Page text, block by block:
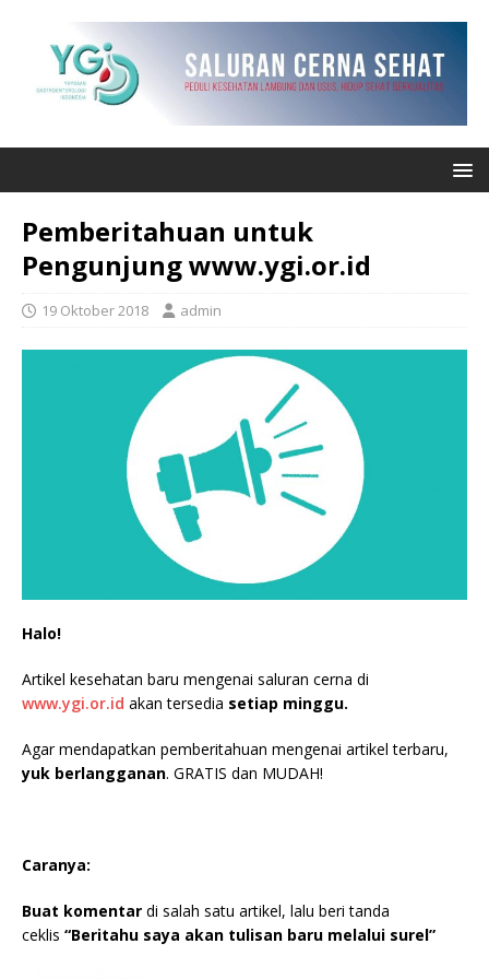
Pemberitahuan untuk
Pengunjung www.ygi.or.id
19 Oktober 2018 admin
Halo!
Artikel kesehatan baru mengenai saluran cerna di
www.ygi.or.id akan tersedia setiap minggu.
Agar mendapatkan pemberitahuan mengenai artikel terbaru,
yuk berlangganan. GRATIS dan MUDAH!
Caranya:
Buat komentar di salah satu artikel, lalu beri tanda
ceklis “Beritahu saya akan tulisan baru melalui surel”